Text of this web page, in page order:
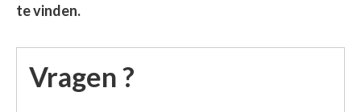
te vinden.
Vragen ?